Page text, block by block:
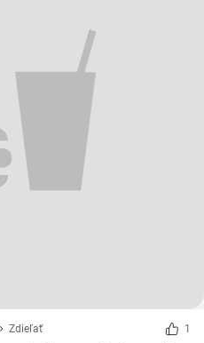
Zdieľať 1